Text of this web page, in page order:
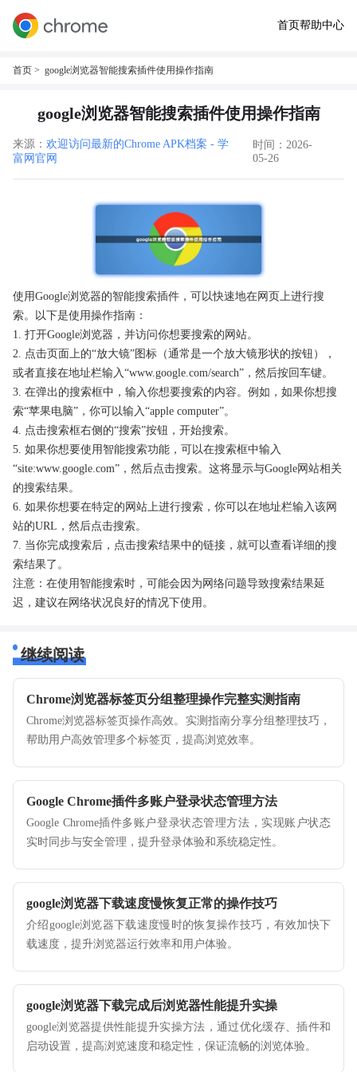
首页帮助中心
首页 > google浏览器智能搜索插件使用操作指南
google浏览器智能搜索插件使用操作指南
来源： 欢迎访问最新的Chrome APK档案 - 学
富网官网
时间：2026-
05-26
使用Google浏览器的智能搜索插件，可以快速地在网页上进行搜
索。以下是使用操作指南：
1. 打开Google浏览器，并访问你想要搜索的网站。
2. 点击页面上的“放大镜”图标（通常是一个放大镜形状的按钮），
或者直接在地址栏输入“www.google.com/search”，然后按回车键。
3. 在弹出的搜索框中，输入你想要搜索的内容。例如，如果你想搜
索“苹果电脑”，你可以输入“apple computer”。
4. 点击搜索框右侧的“搜索”按钮，开始搜索。
5. 如果你想要使用智能搜索功能，可以在搜索框中输入
“site:www.google.com”，然后点击搜索。这将显示与Google网站相关
的搜索结果。
6. 如果你想要在特定的网站上进行搜索，你可以在地址栏输入该网
站的URL，然后点击搜索。
7. 当你完成搜索后，点击搜索结果中的链接，就可以查看详细的搜
索结果了。
注意：在使用智能搜索时，可能会因为网络问题导致搜索结果延
迟，建议在网络状况良好的情况下使用。
继续阅读
Chrome浏览器标签页分组整理操作完整实测指南
Chrome浏览器标签页操作高效。实测指南分享分组整理技巧，
帮助用户高效管理多个标签页，提高浏览效率。
Google Chrome插件多账户登录状态管理方法
Google Chrome插件多账户登录状态管理方法，实现账户状态
实时同步与安全管理，提升登录体验和系统稳定性。
google浏览器下载速度慢恢复正常的操作技巧
介绍google浏览器下载速度慢时的恢复操作技巧，有效加快下
载速度，提升浏览器运行效率和用户体验。
google浏览器下载完成后浏览器性能提升实操
google浏览器提供性能提升实操方法，通过优化缓存、插件和
启动设置，提高浏览速度和稳定性，保证流畅的浏览体验。